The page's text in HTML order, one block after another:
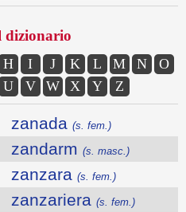
dizionario
H I J K L M N
O
U V W X Y Z
zanada (s. fem.)
zandarm (s. masc.)
zanzara (s. fem.)
zanzariera (s. fem.)